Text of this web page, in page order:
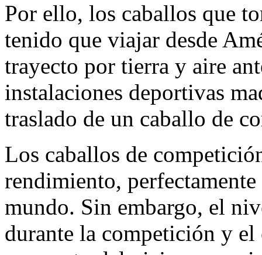
Por ello, los caballos que
tenido que viajar desde
trayecto por tierra y aire
instalaciones deportivas
traslado de un caballo de
Los caballos de
rendimiento,
mundo. Sin embargo, el
durante la competición y